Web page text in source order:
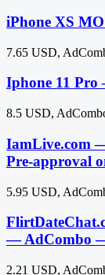
iPhone XS
7.65 USD,
Iphone 11
8.5 USD,
IamLive.com
Pre-approval
5.95 USD,
— AdCombo
2.21 USD,